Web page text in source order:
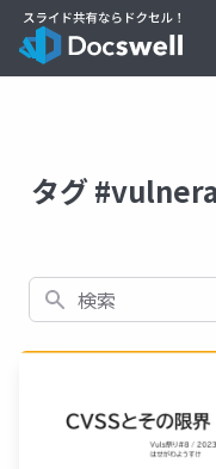
タグ
検索